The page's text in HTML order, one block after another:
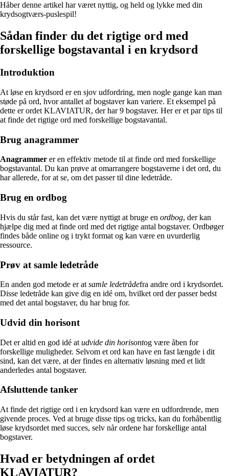
Håber denne artikel har været nyttig, og held og lykke med din
krydsogtværs-puslespil!
Sådan finder du det rigtige ord med
forskellige bogstavantal i en krydsord
Introduktion
At løse en krydsord er en sjov udfordring, men nogle gange kan man
støde på ord, hvor antallet af bogstaver kan variere. Et eksempel på
dette er ordet KLAVIATUR, der har 9 bogstaver. Her er et par tips til
at finde det rigtige ord med forskellige bogstavantal.
Brug anagrammer
Anagrammer er en effektiv metode til at finde ord med forskellige
bogstavantal. Du kan prøve at omarrangere bogstaverne i det ord, du
har allerede, for at se, om det passer til dine ledetråde.
Brug en ordbog
Hvis du står fast, kan det være nyttigt at bruge en ordbog, der kan
hjælpe dig med at finde ord med det rigtige antal bogstaver. Ordbøger
findes både online og i trykt format og kan være en uvurderlig
ressource.
Prøv at samle ledetråde
En anden god metode er at samle ledetrådefra andre ord i krydsordet.
Disse ledetråde kan give dig en idé om, hvilket ord der passer bedst
med det antal bogstaver, du har brug for.
Udvid din horisont
Det er altid en god idé at udvide din horisontog være åben for
forskellige muligheder. Selvom et ord kan have en fast længde i dit
sind, kan det være, at der findes en alternativ løsning med et lidt
anderledes antal bogstaver.
Afsluttende tanker
At finde det rigtige ord i en krydsord kan være en udfordrende, men
givende proces. Ved at bruge disse tips og tricks, kan du forhåbentlig
løse krydsordet med succes, selv når ordene har forskellige antal
bogstaver.
Hvad er betydningen af ordet
KLAVIATUR?